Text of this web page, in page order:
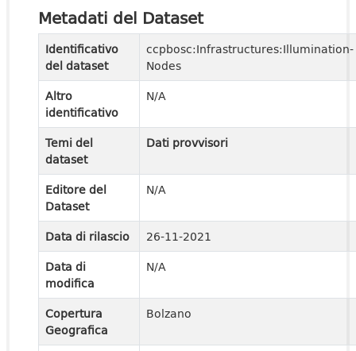
Metadati del Dataset
Identificativo
del dataset
ccpbosc:Infrastructures:Illumination-
Nodes
Altro
identificativo
N/A
Temi del
dataset
Dati provvisori
Editore del
Dataset
N/A
Data di rilascio
26-11-2021
Data di
modifica
N/A
Copertura
Geografica
Bolzano